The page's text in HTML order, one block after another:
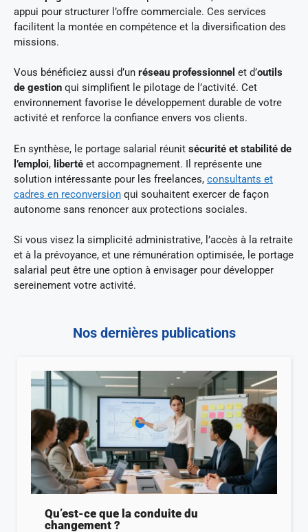
appui pour structurer l’offre commerciale. Ces services
facilitent la montée en compétence et la diversification des
missions.
Vous bénéficiez aussi d’un réseau professionnel et d’outils
de gestion qui simplifient le pilotage de l’activité. Cet
environnement favorise le développement durable de votre
activité et renforce la confiance envers vos clients.
En synthèse, le portage salarial réunit sécurité et stabilité de
l’emploi, liberté et accompagnement. Il représente une
solution intéressante pour les freelances, consultants et
cadres en reconversion qui souhaitent exercer de façon
autonome sans renoncer aux protections sociales.
Si vous visez la simplicité administrative, l’accès à la retraite
et à la prévoyance, et une rémunération optimisée, le portage
salarial peut être une option à envisager pour développer
sereinement votre activité.
Nos dernières publications
Qu’est-ce que la conduite du
changement ?